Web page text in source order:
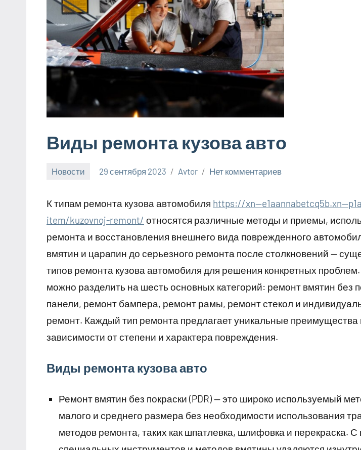
Виды ремонта кузова авто
Новости 29 сентября 2023 Avtor Нет комментариев
К типам ремонта кузова автомобиля https://xn--e1aannabetcq5b.xn--
item/kuzovnoj-remont/ относятся различные методы и приемы,
ремонта и восстановления внешнего вида поврежденного
вмятин и царапин до серьезного ремонта после столкновений —
типов ремонта кузова автомобиля для решения конкретных
можно разделить на шесть основных категорий: ремонт вмятин без
панели, ремонт бампера, ремонт рамы, ремонт стекол и
ремонт. Каждый тип ремонта предлагает уникальные преимущества
зависимости от степени и характера повреждения.
Виды ремонта кузова авто
Ремонт вмятин без покраски (PDR) — это широко используемый
малого и среднего размера без необходимости использования
методов ремонта, таких как шпатлевка, шлифовка и перекраска.